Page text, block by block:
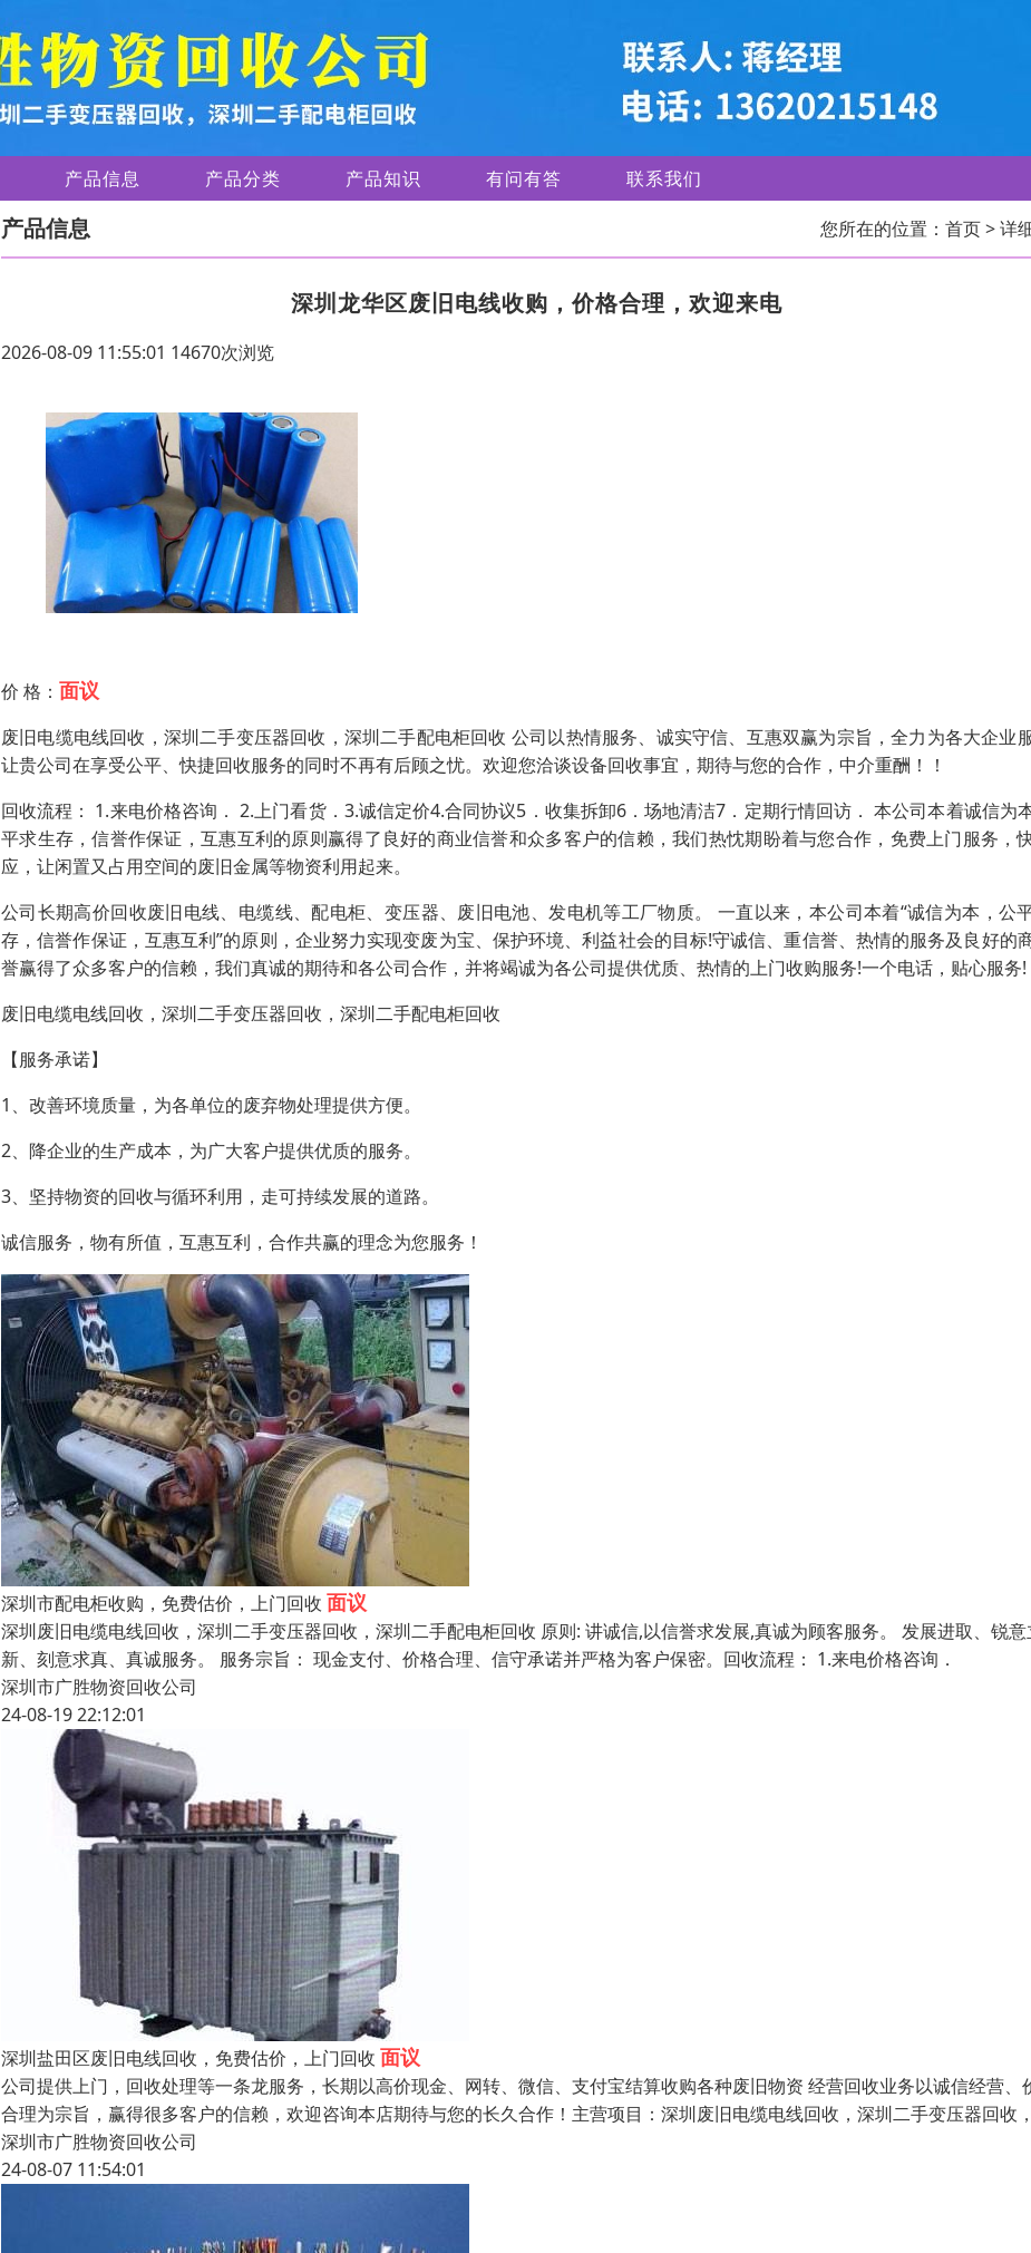
产品信息 产品分类 产品知识 有问有答 联系我们
产品信息 您所在的位置： 首页> 详
深圳龙华区废旧电线收购，价格合理，欢迎来电
2026-08-09 11:55:01 14670次浏览
价 格： 面议
废旧电缆电线回收，深圳二手变压器回收，深圳二手配电柜回收 公司以热情服务、诚实守信、互惠双赢为宗旨，全力为各大企业
让贵公司在享受公平、快捷回收服务的同时不再有后顾之忧。欢迎您洽谈设备回收事宜，期待与您的合作，中介重酬！！
回收流程： 1.来电价格咨询． 2.上门看货．3.诚信定价4.合同协议5．收集拆卸6．场地清洁7．定期行情回访． 本公司本着诚信为
平求生存，信誉作保证，互惠互利的原则赢得了良好的商业信誉和众多客户的信赖，我们热忱期盼着与您合作，免费上门服务，
应，让闲置又占用空间的废旧金属等物资利用起来。
公司长期高价回收废旧电线、电缆线、配电柜、变压器、废旧电池、发电机等工厂物质。 一直以来，本公司本着“诚信为本，公
存，信誉作保证，互惠互利”的原则，企业努力实现变废为宝、保护环境、利益社会的目标!守诚信、重信誉、热情的服务及良好的
誉赢得了众多客户的信赖，我们真诚的期待和各公司合作，并将竭诚为各公司提供优质、热情的上门收购服务!一个电话，贴心服务!
废旧电缆电线回收，深圳二手变压器回收，深圳二手配电柜回收
【服务承诺】
1、改善环境质量，为各单位的废弃物处理提供方便。
2、降企业的生产成本，为广大客户提供优质的服务。
3、坚持物资的回收与循环利用，走可持续发展的道路。
诚信服务，物有所值，互惠互利，合作共赢的理念为您服务！
深圳市配电柜收购，免费估价，上门回收 面议
深圳废旧电缆电线回收，深圳二手变压器回收，深圳二手配电柜回收 原则: 讲诚信,以信誉求发展,真诚为顾客服务。 发展进取、锐意
新、刻意求真、真诚服务。 服务宗旨： 现金支付、价格合理、信守承诺并严格为客户保密。回收流程： 1.来电价格咨询．
深圳市广胜物资回收公司
24-08-19 22:12:01
深圳盐田区废旧电线回收，免费估价，上门回收 面议
公司提供上门，回收处理等一条龙服务，长期以高价现金、网转、微信、支付宝结算收购各种废旧物资 经营回收业务以诚信经营、
合理为宗旨，赢得很多客户的信赖，欢迎咨询本店期待与您的长久合作！主营项目：深圳废旧电缆电线回收，深圳二手变压器回收
深圳市广胜物资回收公司
24-08-07 11:54:01